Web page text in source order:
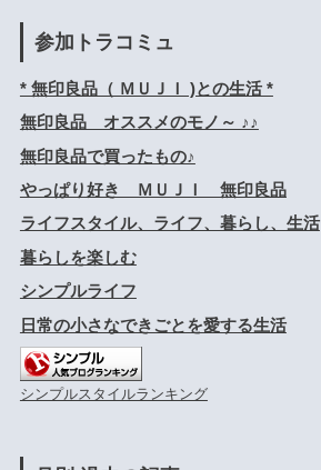
参加トラコミュ
* 無印良品（ ＭＵＪＩ )との生活 *
無印良品 オススメのモノ～ ♪♪
無印良品で買ったもの♪
やっぱり好き ＭＵＪＩ 無印良品
ライフスタイル、ライフ、暮らし、生活
暮らしを楽しむ
シンプルライフ
日常の小さなできごとを愛する生活
シンプルスタイルランキング